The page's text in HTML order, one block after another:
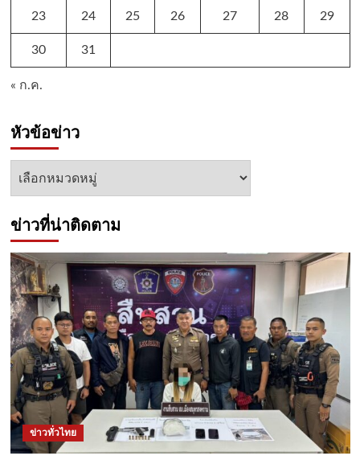
23 24 25 26 27 28 29
30 31
« ก.ค.
หัวข้อข่าว
หัวข้อ
ข่าวที่น่าติดตาม
ข่าวทั่วไทย